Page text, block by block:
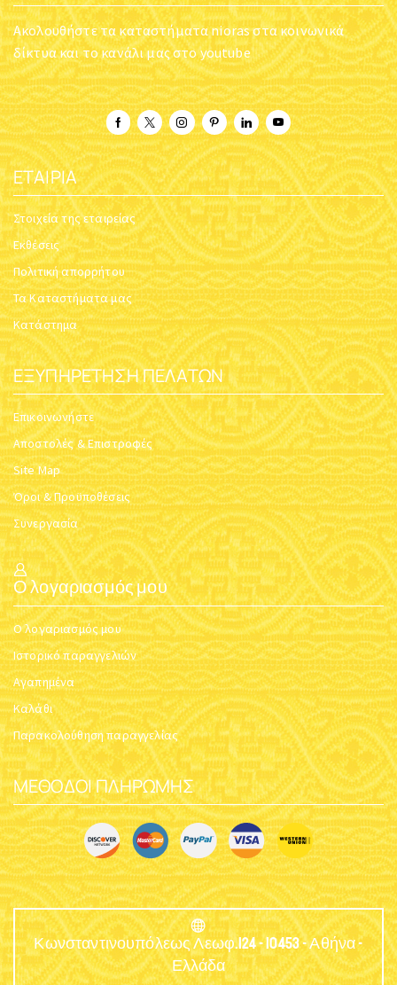
Ακολουθήστε τα καταστήματα nioras στα κοινωνικά
δίκτυα και το κανάλι μας στο youtube
ΕΤΑΙΡΊΑ
Στοιχεία της εταιρείας
Εκθέσεις
Πολιτική απορρήτου
Τα Καταστήματα μας
Κατάστημα
ΕΞΥΠΗΡΈΤΗΣΗ ΠΕΛΑΤΏΝ
Επικοινωνήστε
Αποστολές & Επιστροφές
Site Map
Όροι & Προϋποθέσεις
Συνεργασία
Ο λογαριασμός μου
Ο λογαριασμός μου
Ιστορικό παραγγελιών
Αγαπημένα
Καλάθι
Παρακολούθηση παραγγελίας
ΜΈΘΟΔΟΙ ΠΛΗΡΩΜΉΣ
Κωνσταντινουπόλεως Λεωφ.124 - 10453 - Αθήνα -
Ελλάδα